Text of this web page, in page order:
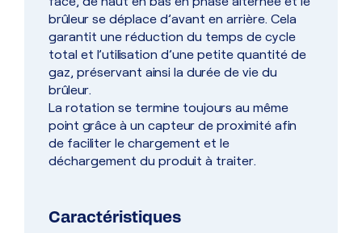
brûleur se déplace d’avant en arrière. Cela
garantit une réduction du temps de cycle
total et l’utilisation d’une petite quantité de
gaz, préservant ainsi la durée de vie du
brûleur.
La rotation se termine toujours au même
point grâce à un capteur de proximité afin
de faciliter le chargement et le
déchargement du produit à traiter.
Caractéristiques